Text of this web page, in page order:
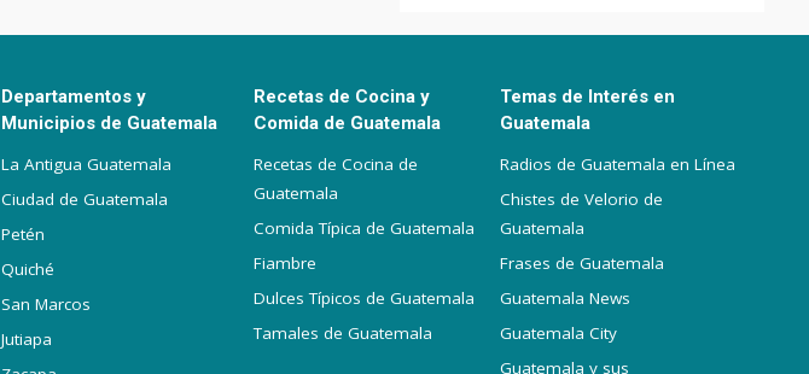
Departamentos y
Municipios de Guatemala
La Antigua Guatemala
Ciudad de Guatemala
Petén
Quiché
San Marcos
Jutiapa
Recetas de Cocina y
Comida de Guatemala
Recetas de Cocina de
Guatemala
Comida Típica de Guatemala
Fiambre
Dulces Típicos de Guatemala
Tamales de Guatemala
Temas de Interés en
Guatemala
Radios de Guatemala en Línea
Chistes de Velorio de
Guatemala
Frases de Guatemala
Guatemala News
Guatemala City
Guatemala y sus